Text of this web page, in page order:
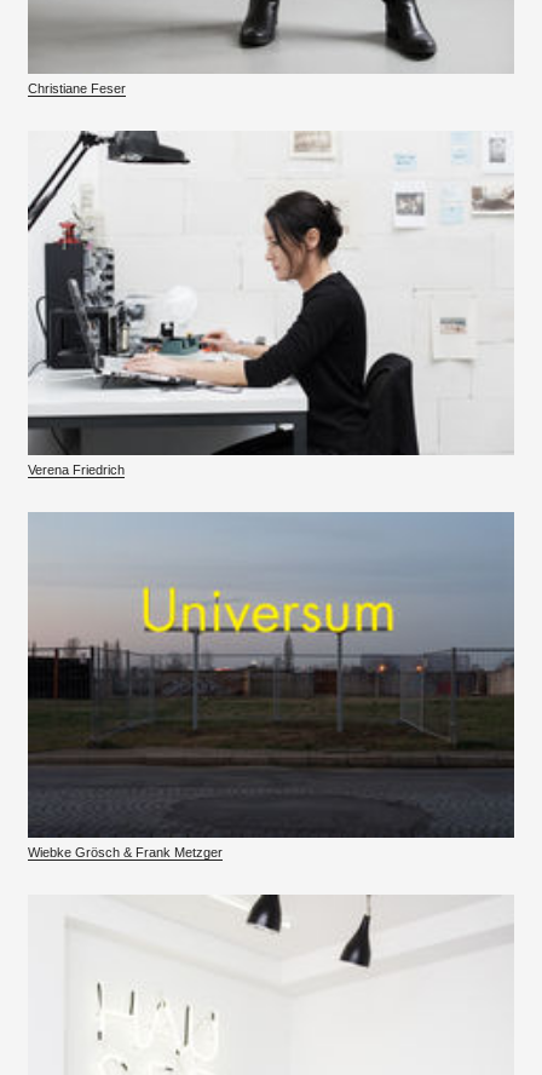
Christiane Feser
Verena Friedrich
Wiebke Grösch & Frank Metzger